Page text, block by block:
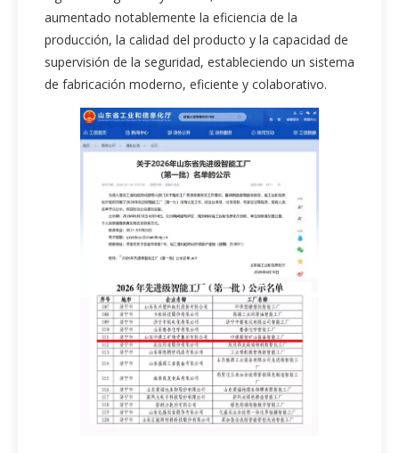
aumentado notablemente la eficiencia de la
producción, la calidad del producto y la capacidad de
supervisión de la seguridad, estableciendo un sistema
de fabricación moderno, eficiente y colaborativo.